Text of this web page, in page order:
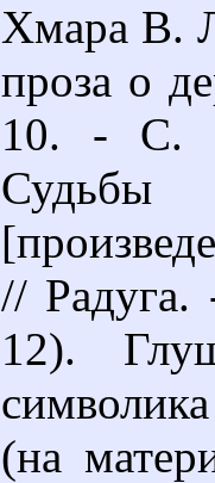
Хмара В.
проза о
10. - С.
Судьбы
//
12).
(на